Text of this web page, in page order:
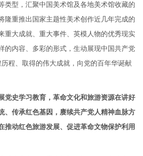
类型，汇聚中国美术馆及各地美术馆收藏的
隆重推出国家主题性美术创作近几年完成的
重大成就、重大事件、英模人物的优秀现实
的内容、多彩的形式，生动展现中国共产党
程、取得的伟大成就，向党的百年华诞献
党史学习教育，革命文化和旅游资源在讲好
、传承红色基因，赓续共产党人精神血脉方
推动红色旅游发展、促进革命文物保护利用